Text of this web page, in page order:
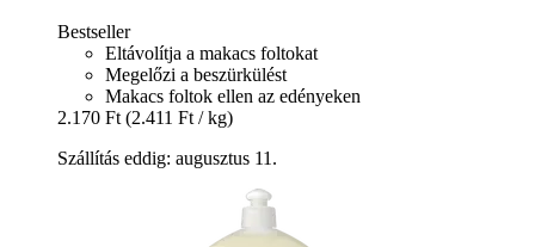
Bestseller
Eltávolítja a makacs foltokat
Megelőzi a beszürkülést
Makacs foltok ellen az edényeken
2.170 Ft (2.411 Ft / kg)
Szállítás eddig: augusztus 11.